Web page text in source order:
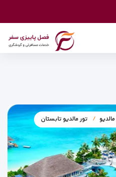
سرور قطع می باشد لطفا
تور مالدیو تابستان